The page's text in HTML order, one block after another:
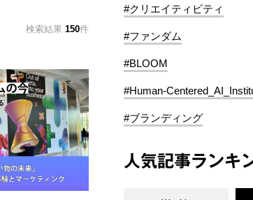
検索結果 150件
#クリエイティビティ
#ファンダム
#BLOOM
#Human-
#ブランディング
人気記事ランキ